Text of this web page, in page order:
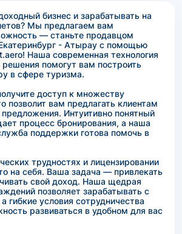
бизнес и зарабатывать на
Мы предлагаем вам
— станьте продавцом
- Атырау с помощью
Наша современная технология
помогут вам построить
в сфере туризма.
доступ к множеству
позволит вам предлагать клиентам
Интуитивно понятный
процесс бронирования, а наша
поддержки готова помочь в
трудностях и лицензировании
на себя. Ваша задача — привлекать
свой доход. Наша щедрая
позволяет зарабатывать с
гибкие условия сотрудничества
развиваться в удобном для вас